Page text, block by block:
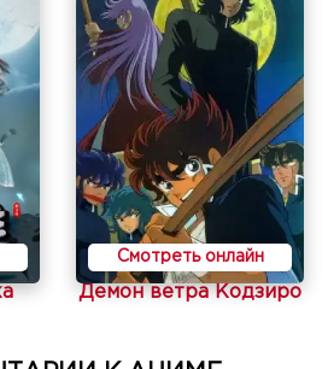
Смотреть онлайн
Демон ветра Кодзиро